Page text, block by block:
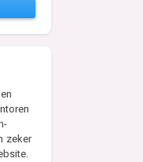
zeker